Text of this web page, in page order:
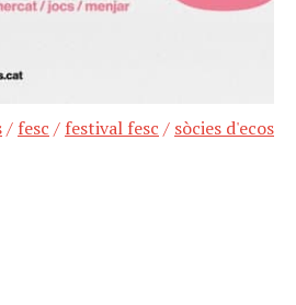
/ fesc / festival fesc / sòcies d'ecos